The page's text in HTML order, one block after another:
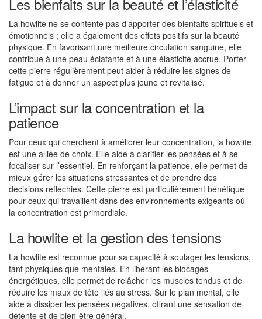
La howlite ne se contente pas d’apporter des bienfaits spirituels et
émotionnels ; elle a également des effets positifs sur la beauté
physique. En favorisant une meilleure circulation sanguine, elle
contribue à une peau éclatante et à une élasticité accrue. Porter
cette pierre régulièrement peut aider à réduire les signes de
fatigue et à donner un aspect plus jeune et revitalisé.
L’impact sur la concentration et la
patience
Pour ceux qui cherchent à améliorer leur concentration, la howlite
est une alliée de choix. Elle aide à clarifier les pensées et à se
focaliser sur l’essentiel. En renforçant la patience, elle permet de
mieux gérer les situations stressantes et de prendre des
décisions réfléchies. Cette pierre est particulièrement bénéfique
pour ceux qui travaillent dans des environnements exigeants où
la concentration est primordiale.
La howlite et la gestion des tensions
La howlite est reconnue pour sa capacité à soulager les tensions,
tant physiques que mentales. En libérant les blocages
énergétiques, elle permet de relâcher les muscles tendus et de
réduire les maux de tête liés au stress. Sur le plan mental, elle
aide à dissiper les pensées négatives, offrant une sensation de
détente et de bien-être général.